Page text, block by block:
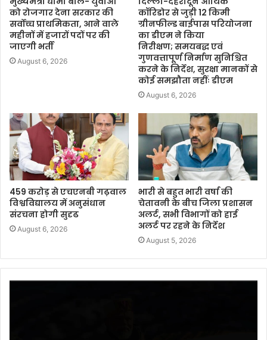
को रोजगार देना सरकार की
सर्वोच्च प्राथमिकता, आने वाले
महीनों में हजारों पदों पर की
जाएगी भर्ती
August 6, 2026
कॉरिडोर से जुड़ी 12 किमी
ग्रीनफील्ड बाईपास परियोजना
का डीएम ने किया
निरीक्षण; समयबद्ध एवं
गुणवत्तापूर्ण निर्माण सुनिश्चित
करने के निर्देश, सुरक्षा मानकों से
कोई समझौता नहींः डीएम
August 6, 2026
459 करोड़ से एचएनबी गढ़वाल
विश्वविद्यालय में अनुसंधान
संरचना होगी सुदृढ
August 6, 2026
भारी से बहुत भारी वर्षा की
चेतावनी के बीच जिला प्रशासन
अलर्ट, सभी विभागों को हाई
अलर्ट पर रहने के निर्देश
August 5, 2026